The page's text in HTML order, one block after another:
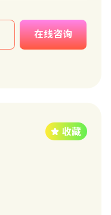
在线咨询